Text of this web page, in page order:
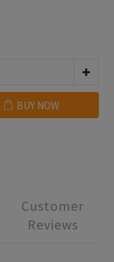
BUY NOW
Customer
Reviews